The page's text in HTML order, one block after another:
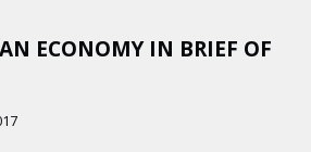
ECONOMY IN BRIEF OF